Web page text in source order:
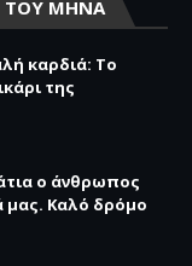
ΤΟΥ ΜΗΝΑ
καρδιά: Το
της
ο άνθρωπος
μας. Καλό δρόμο